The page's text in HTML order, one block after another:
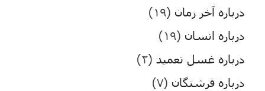
درباره آخر زمان (۱۹)
درباره انسان (۱۹)
درباره غسل تعمید (۲)
درباره فرشتگان (۷)